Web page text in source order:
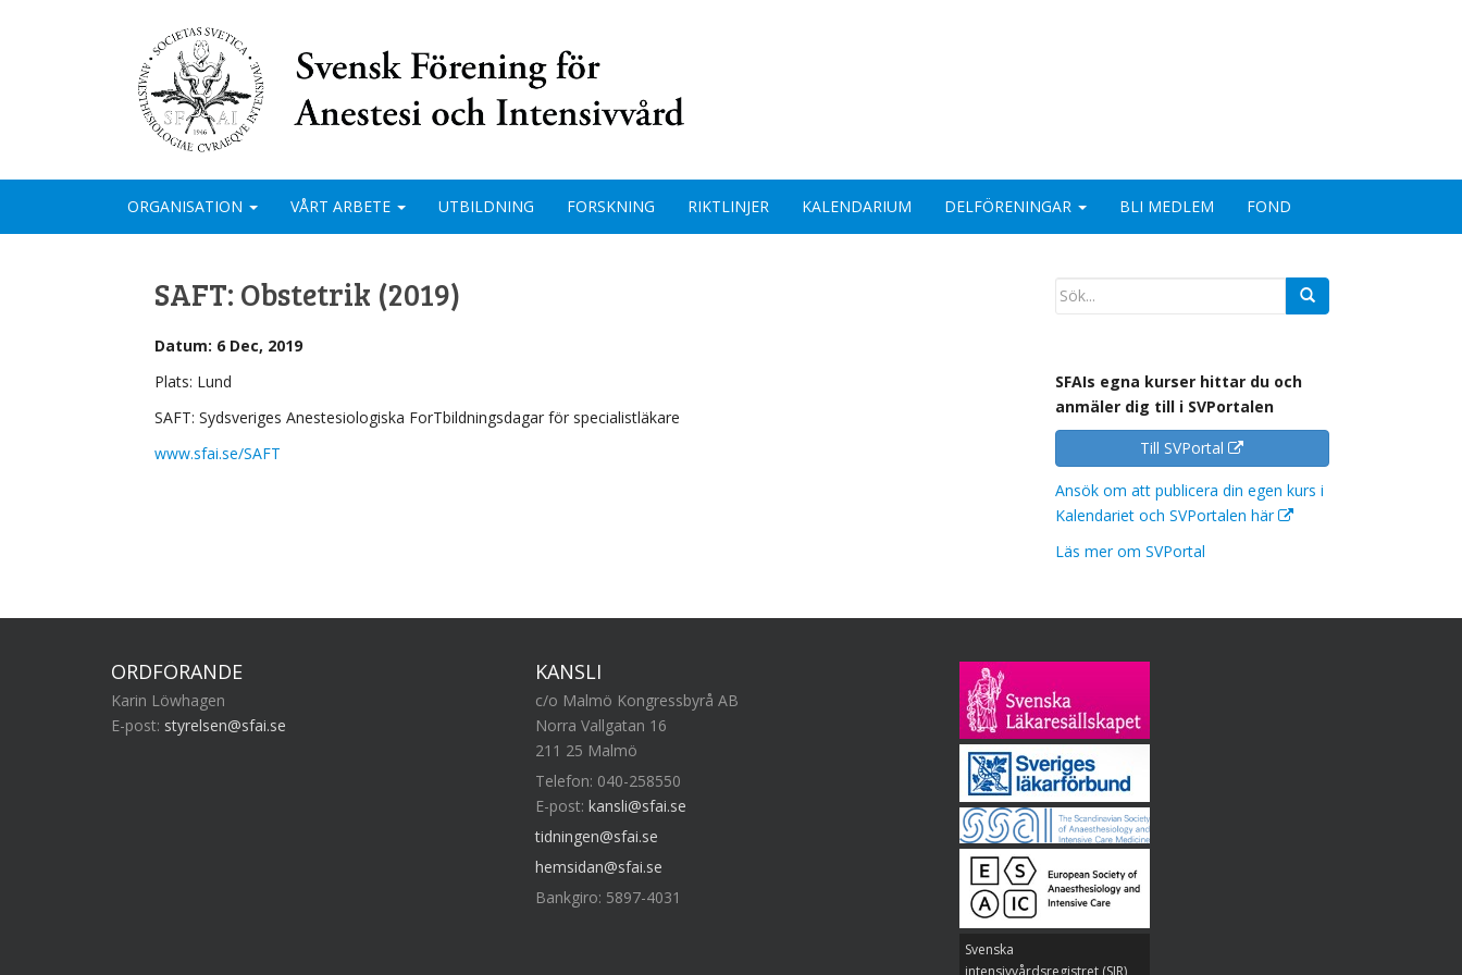
ORGANISATION VÅRT ARBETE UTBILDNING FORSKNING RIKTLINJER KALENDARIUM DELFÖRENINGAR BLI MEDLEM FOND
SAFT: Obstetrik (2019)
Datum: 6 Dec, 2019
Plats: Lund
SAFT: Sydsveriges Anestesiologiska ForTbildningsdagar för specialistläkare
www.sfai.se/SAFT
SFAIs egna kurser hittar du och
anmäler dig till i SVPortalen
Till SVPortal
Ansök om att publicera din egen kurs i
Kalendariet och SVPortalen här
Läs mer om SVPortal
ORDFÖRANDE
Karin Löwhagen
E-post: styrelsen@sfai.se
KANSLI
c/o Malmö Kongressbyrå AB
Norra Vallgatan 16
211 25 Malmö
Telefon: 040-258550
E-post: kansli@sfai.se
tidningen@sfai.se
hemsidan@sfai.se
Bankgiro: 5897-4031
Svenska
intensivvårdsregistret (SIR)